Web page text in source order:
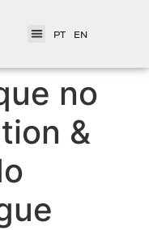
PT EN
no
&